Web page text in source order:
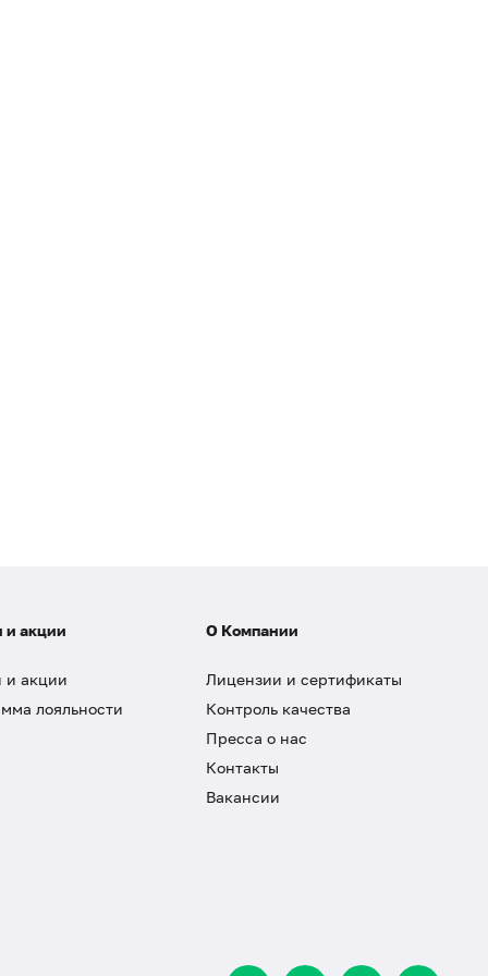
и акции
и акции
лояльности
О Компании
Лицензии и сертификаты
Контроль качества
Пресса о нас
Контакты
Вакансии